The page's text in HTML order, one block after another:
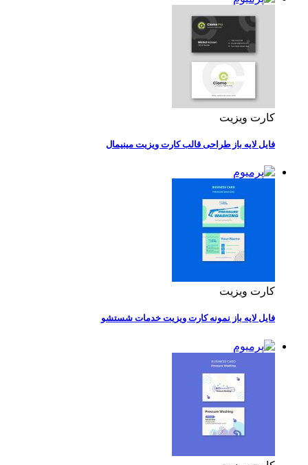
کارت ویزیت
فایل لایه باز طراحی قالب کارت ویزیت مینیمال
کارت ویزیت
فایل لایه باز نمونه کارت ویزیت خدمات شستشو